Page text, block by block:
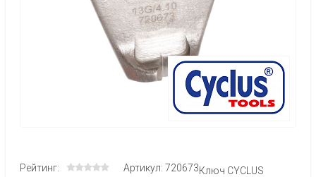
Рейтинг: Артикул: 720673Ключ CYCLUS